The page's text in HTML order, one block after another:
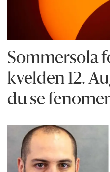
Sommersola
kvelden 12.
du se